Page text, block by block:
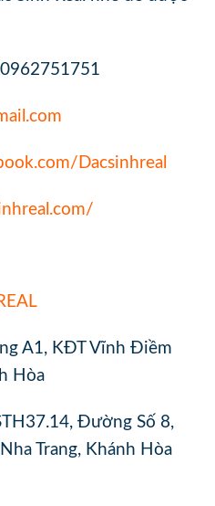
Dacsinhreal
A1, KĐT Vĩnh Điềm
Hòa
Đường Số 8,
Trang, Khánh Hòa